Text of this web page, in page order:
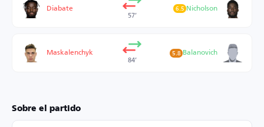
Diabate
57’
Nicholson
6.5
Maskalenchyk
84’
Balanovich
5.8
Sobre el partido